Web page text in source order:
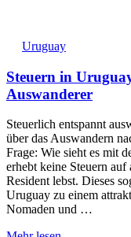
Uruguay
Steuern in
Auswanderer
Steuerlich entspannt
über das Auswandern
Frage: Wie sieht es mit
erhebt keine Steuern
Resident lebst. Dieses
Uruguay zu einem
Nomaden und …